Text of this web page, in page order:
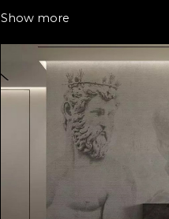
texturi cu adevărat
Stilul tău
Cu tapetul de perete potrivit
preferințe și combină-le cu
practică și de a da naștere
fiind foarte simplu să
poți personaliza designul
dimensiunile și forma
că bucură-te de un spațiu
VLAdiLA și plasează o
Show more